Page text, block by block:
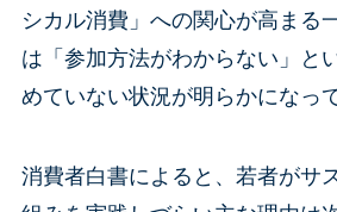
シカル消費」への関心が高まる
は「参加方法がわからない」と
めていない状況が明らかになっ
消費者白書によると、若者がサ